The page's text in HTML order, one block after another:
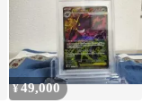
¥49,000